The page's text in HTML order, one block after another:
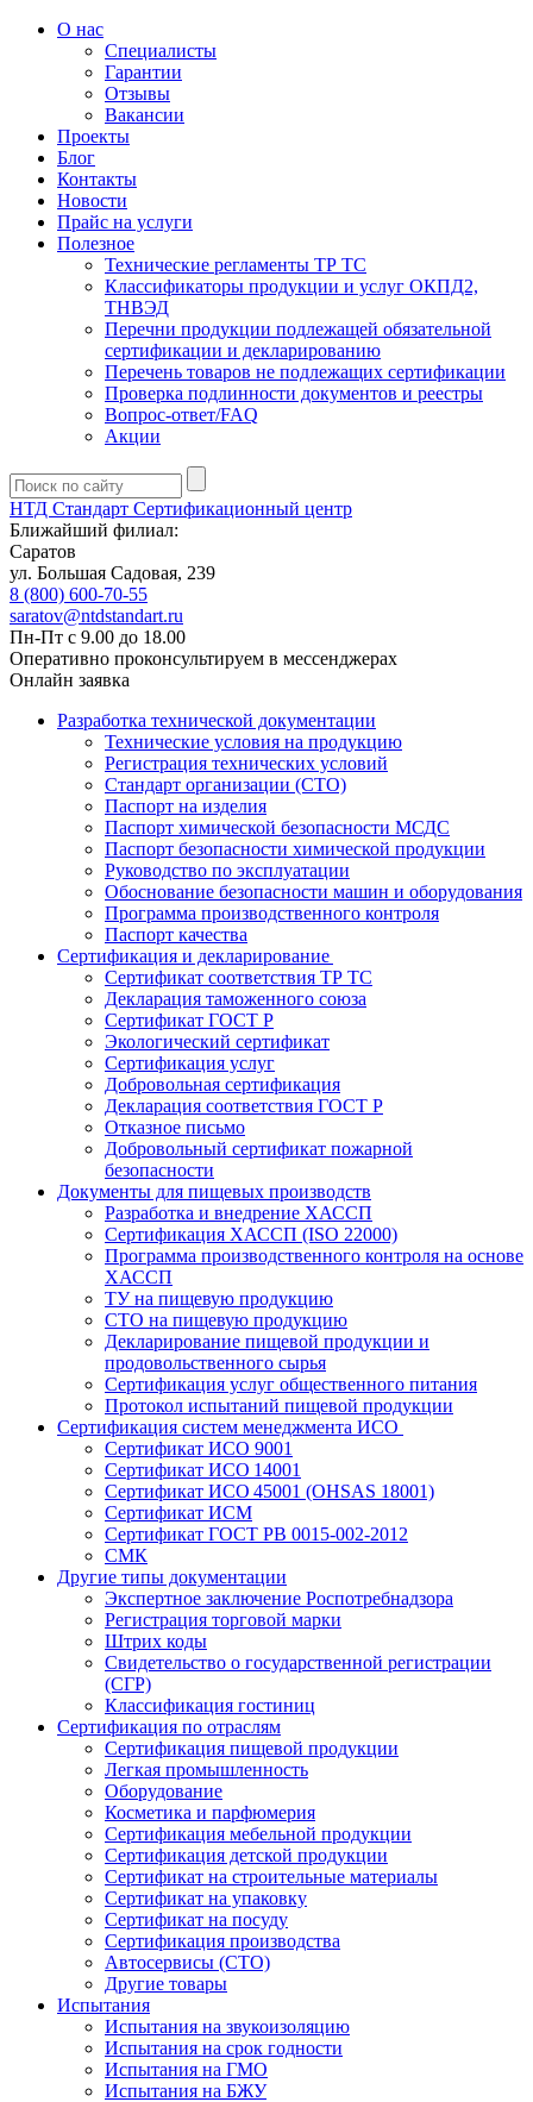
О нас
Специалисты
Гарантии
Отзывы
Вакансии
Проекты
Блог
Контакты
Новости
Прайс на услуги
Полезное
Технические регламенты ТР ТС
Классификаторы продукции и услуг ОКПД2,
ТНВЭД
Перечни продукции подлежащей обязательной
сертификации и декларированию
Перечень товаров не подлежащих сертификации
Проверка подлинности документов и реестры
Вопрос-ответ/FAQ
Акции
НТД Стандарт Сертификационный центр
Ближайший филиал:
Саратов
ул. ​​​​​​Большая Садовая, 239
8 (800) 600-70-55
saratov@ntdstandart.ru
Пн-Пт с 9.00 до 18.00
Оперативно проконсультируем в мессенджерах
Онлайн заявка
Разработка технической документации
Технические условия на продукцию
Регистрация технических условий
Стандарт организации (СТО)
Паспорт на изделия
Паспорт химической безопасности МСДС
Паспорт безопасности химической продукции
Руководство по эксплуатации
Обоснование безопасности машин и оборудования
Программа производственного контроля
Паспорт качества
Сертификация и декларирование
Сертификат соответствия ТР ТС
Декларация таможенного союза
Сертификат ГОСТ Р
Экологический сертификат
Сертификация услуг
Добровольная сертификация
Декларация соответствия ГОСТ Р
Отказное письмо
Добровольный сертификат пожарной
безопасности
Документы для пищевых производств
Разработка и внедрение ХАССП
Сертификация ХАССП (ISO 22000)
Программа производственного контроля на основе
ХАССП
ТУ на пищевую продукцию
СТО на пищевую продукцию
Декларирование пищевой продукции и
продовольственного сырья
Сертификация услуг общественного питания
Протокол испытаний пищевой продукции
Сертификация систем менеджмента ИСО
Сертификат ИСО 9001
Сертификат ИСО 14001
Сертификат ИСО 45001 (OHSAS 18001)
Сертификат ИСМ
Сертификат ГОСТ РВ 0015-002-2012
СМК
Другие типы документации
Экспертное заключение Роспотребнадзора
Регистрация торговой марки
Штрих коды
Свидетельство о государственной регистрации
(СГР)
Классификация гостиниц
Сертификация по отраслям
Сертификация пищевой продукции
Легкая промышленность
Оборудование
Косметика и парфюмерия
Сертификация мебельной продукции
Сертификация детской продукции
Сертификат на строительные материалы
Сертификат на упаковку
Сертификат на посуду
Сертификация производства
Автосервисы (СТО)
Другие товары
Испытания
Испытания на звукоизоляцию
Испытания на срок годности
Испытания на ГМО
Испытания на БЖУ